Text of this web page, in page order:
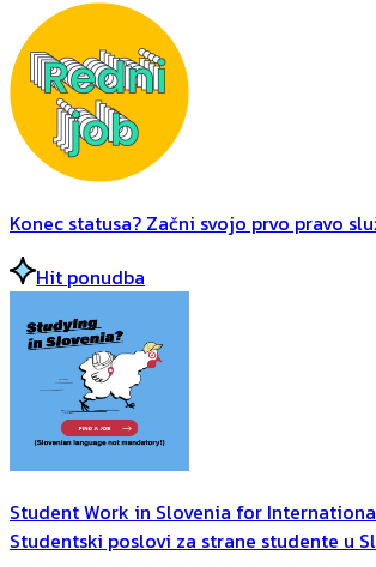
Konec statusa? Začni svojo prvo pravo
Hit ponudba
Student Work in Slovenia for
Studentski poslovi za strane studente u